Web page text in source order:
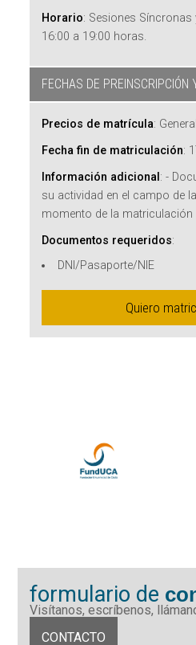
Horario: Sesiones Síncronas
16:00 a 19:00 horas.
FECHAS DE PREINSCRIPCIÓN
Precios de matrícula:
Fecha fin de matriculación:
Información adicional:-
su actividad en el campo de
momento de la matriculación
Documentos requeridos:
DNI/Pasaporte/NIE
Quiero
formulario de
Visítanos, escríbenos,
CONTACTO